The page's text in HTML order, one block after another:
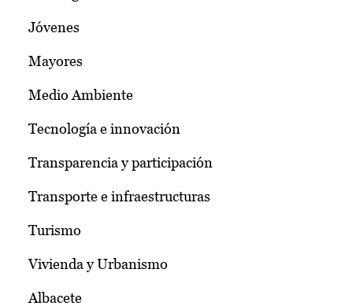
Jóvenes
Mayores
Medio Ambiente
Tecnología e innovación
Transparencia y participación
Transporte e infraestructuras
Turismo
Vivienda y Urbanismo
Albacete